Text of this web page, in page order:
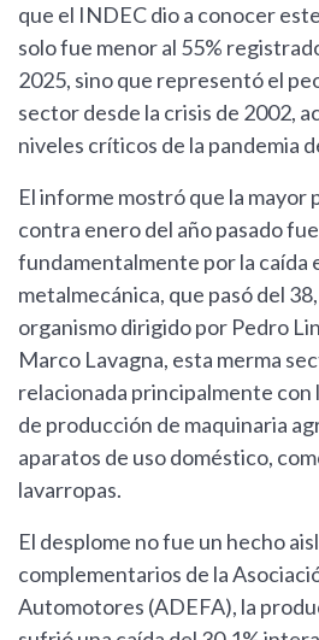
que el INDEC dio a conocer
solo fue menor al 55%
2025, sino que representó el
sector desde la crisis de 2002,
niveles críticos de la pandemia
El informe mostró que la
contra enero del año pasado
fundamentalmente por la caída
metalmecánica, que pasó del
organismo dirigido por Pedro
Marco Lavagna, esta merma
relacionada principalmente con
de producción de maquinaria
aparatos de uso doméstico,
lavarropas.
El desplome no fue un hecho
complementarios de la
Automotores (ADEFA), la